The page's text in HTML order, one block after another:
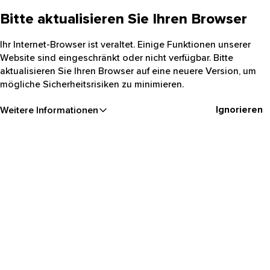
Bitte aktualisieren Sie Ihren Browser
Ihr Internet-Browser ist veraltet. Einige Funktionen unserer
Website sind eingeschränkt oder nicht verfügbar. Bitte
aktualisieren Sie Ihren Browser auf eine neuere Version, um
mögliche Sicherheitsrisiken zu minimieren.
Weitere Informationen Ignorieren